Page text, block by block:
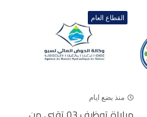
القطاع العام
منذ بضع ايام